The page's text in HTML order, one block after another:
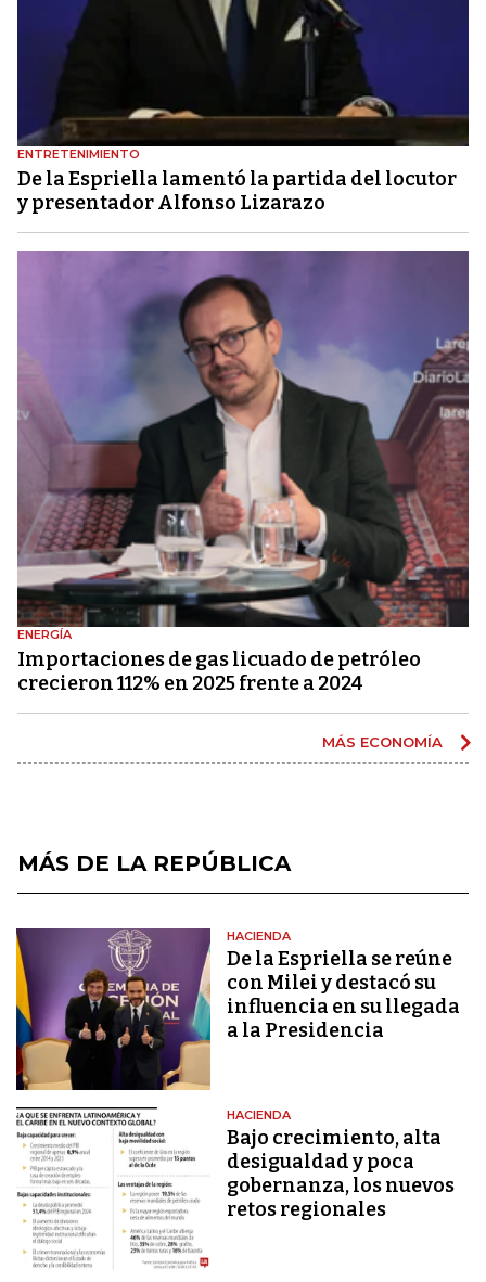
ENTRETENIMIENTO
De la Espriella lamentó la partida del locutor
y presentador Alfonso Lizarazo
ENERGÍA
Importaciones de gas licuado de petróleo
crecieron 112% en 2025 frente a 2024
MÁS ECONOMÍA
MÁS DE LA REPÚBLICA
HACIENDA
De la Espriella se reúne
con Milei y destacó su
influencia en su llegada
a la Presidencia
HACIENDA
Bajo crecimiento, alta
desigualdad y poca
gobernanza, los nuevos
retos regionales